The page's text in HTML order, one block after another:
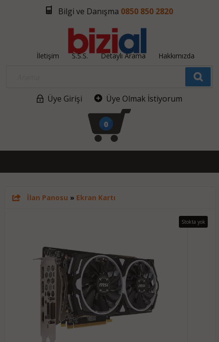
Bilgi ve Danışma 0850 850 2820
İletişim S.S.S. Detaylı Arama Hakkımızda
Üye Girişi Üye Olmak İstiyorum
0
İlan Panosu » Ekran Kartı
Stokta yok